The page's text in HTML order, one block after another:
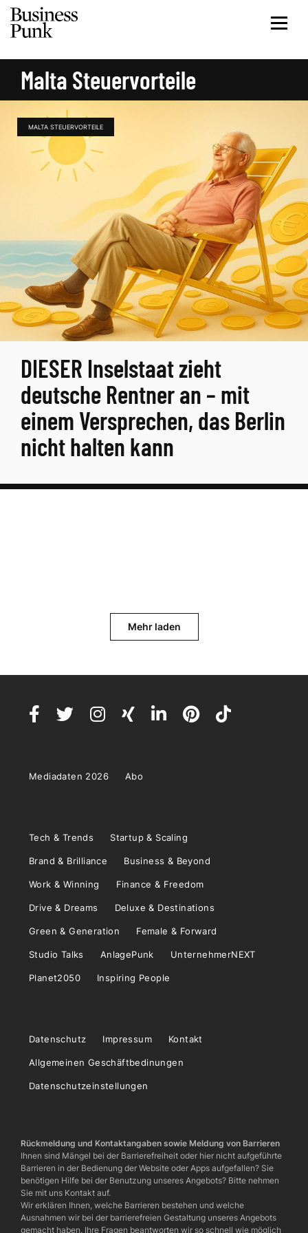
Malta Steuervorteile
MALTA STEUERVORTEILE
DIESER Inselstaat zieht
deutsche Rentner an – mit
einem Versprechen, das Berlin
nicht halten kann
Mehr laden
Mediadaten 2026 Abo
Tech & Trends Startup & Scaling
Brand & Brilliance Business & Beyond
Work & Winning Finance & Freedom
Drive & Dreams Deluxe & Destinations
Green & Generation Female & Forward
Studio Talks AnlagePunk UnternehmerNEXT
Planet2050 Inspiring People
Datenschutz Impressum Kontakt
Allgemeinen Geschäftbedinungen
Datenschutzeinstellungen
Rückmeldung und Kontaktangaben sowie Meldung von Barrieren
Ihnen sind Mängel bei der Barrierefreiheit oder hier nicht aufgeführte
Barrieren in der Bedienung der Website oder Apps aufgefallen? Sie
benötigen Hilfe bei der Benutzung unseres Angebots? Bitte nehmen
Sie mit uns Kontakt auf.
Wir erklären Ihnen, welche Barrieren bestehen und welche
Ausnahmen wir bei der barrierefreien Gestaltung unseres Angebots
gemacht haben. Ihre Fragen beantworten wir so schnell wie möglich